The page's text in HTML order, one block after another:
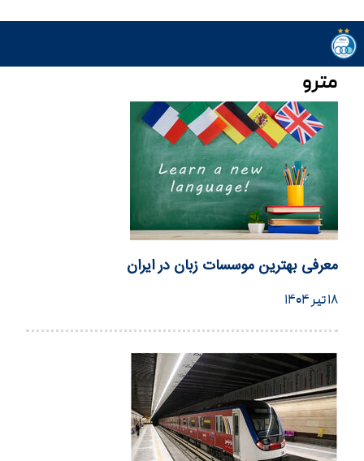
مترو
معرفی بهترین موسسات زبان در ایران
۱۸ تیر ۱۴۰۴